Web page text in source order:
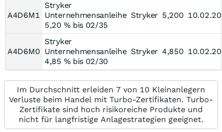
A4D6M1
Stryker
Unternehmensanleihe
5,20 % bis 02/35
Stryker 5,200
A4D6M0
Stryker
Unternehmensanleihe
4,85 % bis 02/30
Stryker 4,850
Im Durchschnitt erleiden 7 von 10 Kleinanlegern
Verluste beim Handel mit Turbo-Zertifikaten. Turbo-
Zertifikate sind hoch risikoreiche Produkte und
nicht für langfristige Anlagestrategien geeignet.